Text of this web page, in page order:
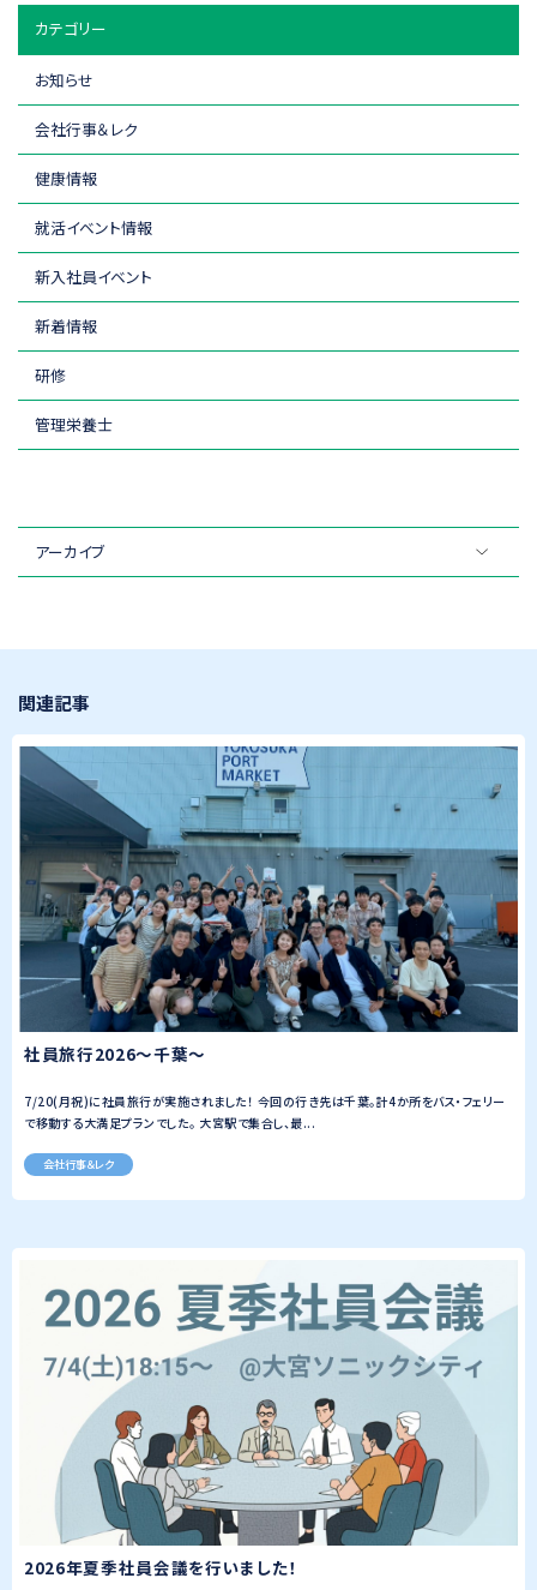
カテゴリー
お知らせ
会社行事＆レク
健康情報
就活イベント情報
新入社員イベント
新着情報
研修
管理栄養士
アーカイブ
関連記事
社員旅行2026～千葉～
7/20(月祝)に社員旅行が実施されました！ 今回の行き先は千葉。計4か所をバス・フェリー
で移動する大満足プランでした。 大宮駅で集合し、最...
会社行事＆レク
2026年夏季社員会議を行いました！